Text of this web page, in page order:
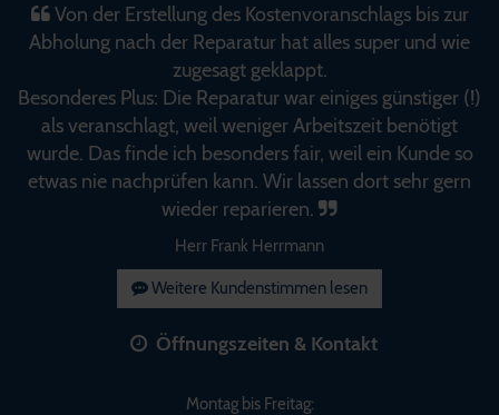
Von der Erstellung des Kostenvoranschlags bis zur
Abholung nach der Reparatur hat alles super und wie
zugesagt geklappt.
Besonderes Plus: Die Reparatur war einiges günstiger (!)
als veranschlagt, weil weniger Arbeitszeit benötigt
wurde. Das finde ich besonders fair, weil ein Kunde so
etwas nie nachprüfen kann. Wir lassen dort sehr gern
wieder reparieren.
Herr Frank Herrmann
Weitere Kundenstimmen lesen
Öffnungszeiten & Kontakt
Montag bis Freitag: